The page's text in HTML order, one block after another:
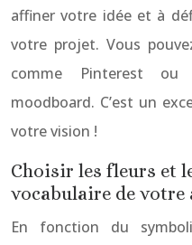
affiner votre idée et à
votre projet. Vous
comme Pinterest
moodboard. C’est un
votre vision !
Choisir les fleurs et
vocabulaire de
En fonction du